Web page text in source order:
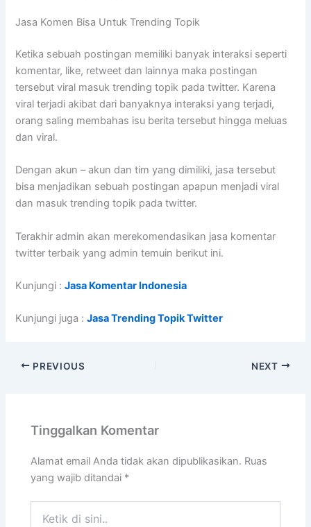
Jasa Komen Bisa Untuk Trending Topik
Ketika sebuah postingan memiliki banyak interaksi seperti
komentar, like, retweet dan lainnya maka postingan
tersebut viral masuk trending topik pada twitter. Karena
viral terjadi akibat dari banyaknya interaksi yang terjadi,
orang saling membahas isu berita tersebut hingga meluas
dan viral.
Dengan akun – akun dan tim yang dimiliki, jasa tersebut
bisa menjadikan sebuah postingan apapun menjadi viral
dan masuk trending topik pada twitter.
Terakhir admin akan merekomendasikan jasa komentar
twitter terbaik yang admin temuin berikut ini.
Kunjungi :Jasa Komentar Indonesia
Kunjungi juga :Jasa Trending Topik Twitter
PREVIOUS NEXT
Tinggalkan Komentar
Alamat email Anda tidak akan dipublikasikan. Ruas
yang wajib ditandai *